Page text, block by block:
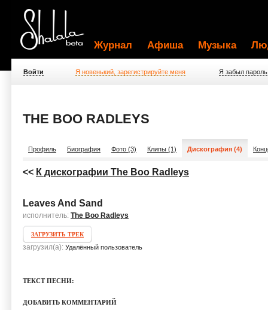
Журнал Афиша Музыка
Войти Я новенький, зарегистрируйте меня Я забыл пароль
THE BOO RADLEYS
Профиль Биография Фото (3) Клипы (1) Дискография (4)
<< К дискографии The Boo Radleys
Leaves And Sand
исполнитель: The Boo Radleys
ЗАГРУЗИТЬ ТРЕК
загрузил(а): Удалённый пользователь
ТЕКСТ ПЕСНИ:
ДОБАВИТЬ КОММЕНТАРИЙ